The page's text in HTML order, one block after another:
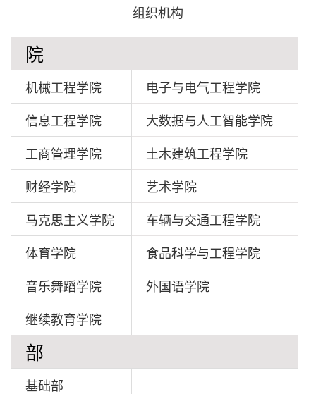
组织机构
院
机械工程学院 电子与电气工程学院
信息工程学院 大数据与人工智能学院
工商管理学院 土木建筑工程学院
财经学院 艺术学院
马克思主义学院 车辆与交通工程学院
体育学院 食品科学与工程学院
音乐舞蹈学院 外国语学院
继续教育学院
部
基础部